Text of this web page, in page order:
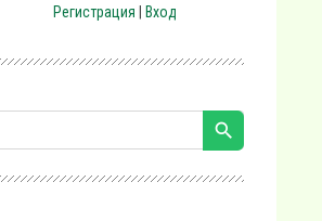
Регистрация
Вход